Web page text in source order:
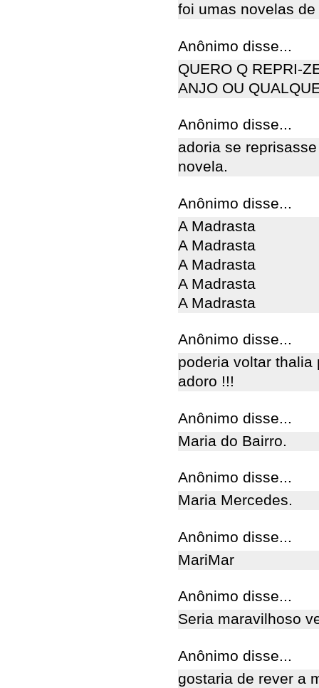
foi umas novelas
Anônimo disse...
QUERO Q REPRI-
ANJO OU
Anônimo disse...
adoria se
novela.
Anônimo disse...
A Madrasta
A Madrasta
A Madrasta
A Madrasta
A Madrasta
Anônimo disse...
poderia voltar
adoro !!!
Anônimo disse...
Maria do Bairro.
Anônimo disse...
Maria Mercedes.
Anônimo disse...
MariMar
Anônimo disse...
Seria maravilhoso
Anônimo disse...
gostaria de rever a